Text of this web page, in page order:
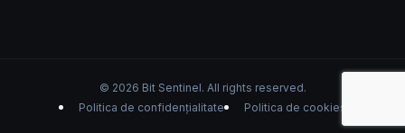
© 2026 Bit Sentinel. All rights reserved.
Politica de confidențialitate
Politica de cookies